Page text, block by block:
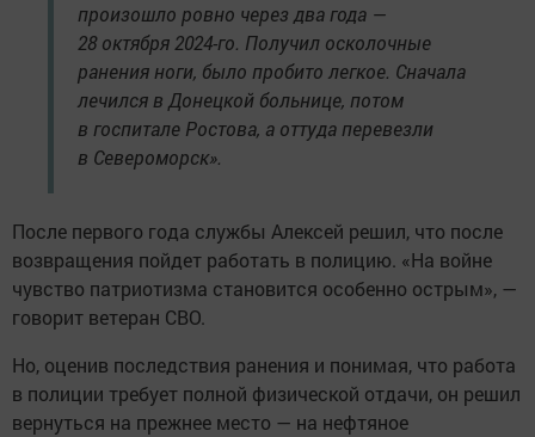
произошло ровно через два года —
28 октября 2024-го. Получил осколочные
ранения ноги, было пробито легкое. Сначала
лечился в Донецкой больнице, потом
в госпитале Ростова, а оттуда перевезли
в Североморск».
После первого года службы Алексей решил, что после
возвращения пойдет работать в полицию. «На войне
чувство патриотизма становится особенно острым», —
говорит ветеран СВО.
Но, оценив последствия ранения и понимая, что работа
в полиции требует полной физической отдачи, он решил
вернуться на прежнее место — на нефтяное